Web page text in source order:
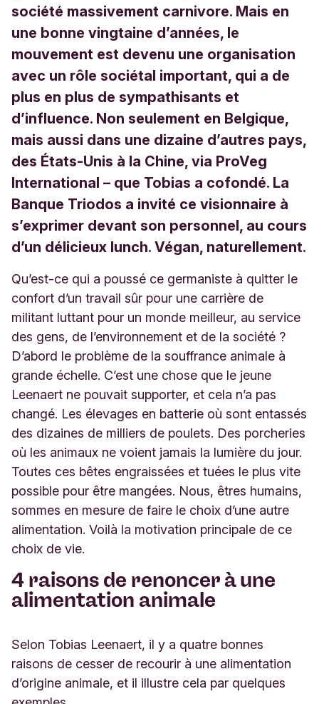
société massivement carnivore. Mais en
une bonne vingtaine d’années, le
mouvement est devenu une organisation
avec un rôle sociétal important, qui a de
plus en plus de sympathisants et
d’influence. Non seulement en Belgique,
mais aussi dans une dizaine d’autres pays,
des États-Unis à la Chine, via ProVeg
International – que Tobias a cofondé. La
Banque Triodos a invité ce visionnaire à
s’exprimer devant son personnel, au cours
d’un délicieux lunch. Végan, naturellement.
Qu’est-ce qui a poussé ce germaniste à quitter le
confort d’un travail sûr pour une carrière de
militant luttant pour un monde meilleur, au service
des gens, de l’environnement et de la société ?
D’abord le problème de la souffrance animale à
grande échelle. C’est une chose que le jeune
Leenaert ne pouvait supporter, et cela n’a pas
changé. Les élevages en batterie où sont entassés
des dizaines de milliers de poulets. Des porcheries
où les animaux ne voient jamais la lumière du jour.
Toutes ces bêtes engraissées et tuées le plus vite
possible pour être mangées. Nous, êtres humains,
sommes en mesure de faire le choix d’une autre
alimentation. Voilà la motivation principale de ce
choix de vie.
4 raisons de renoncer à une
alimentation animale
Selon Tobias Leenaert, il y a quatre bonnes
raisons de cesser de recourir à une alimentation
d’origine animale, et il illustre cela par quelques